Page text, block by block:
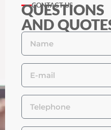
CONTACT US
QUESTIONS
AND